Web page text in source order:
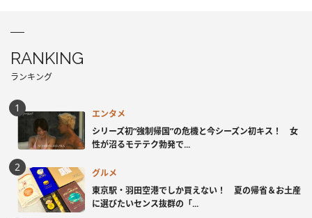
RANKING
ランキング
エンタメ
シリーズ初“強制帰国”の危機と今シーズン初キス！ 女
性が沼るモテテク勃発で...
グルメ
東京駅・羽田空港でしか買えない！ 夏の帰省＆お土産
に選びたいセンス抜群の「...